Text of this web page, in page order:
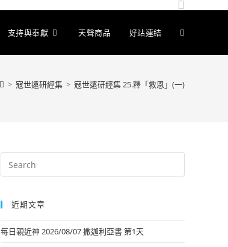
支持與奉獻 天聲商品 好站連結
> 寇世遠研經集 > 寇世遠研經集 25.釋「救恩」(一)
近期文章
每日親近神 2026/08/07 撒迦利亞書 第1天